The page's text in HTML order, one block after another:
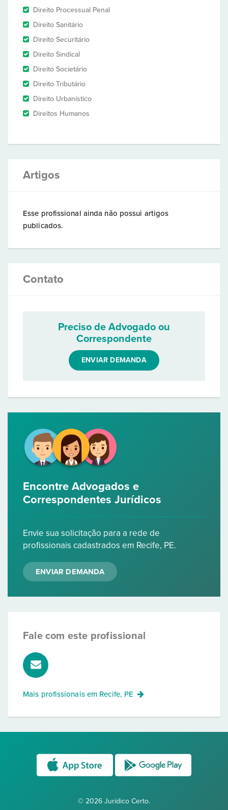
Direito Processual Penal
Direito Sanitário
Direito Securitário
Direito Sindical
Direito Societário
Direito Tributário
Direito Urbanístico
Direitos Humanos
Artigos
Esse profissional ainda não possui artigos
publicados.
Contato
Preciso de Advogado ou
Correspondente
ENVIAR DEMANDA
Encontre Advogados e
Correspondentes Jurídicos
Envie sua solicitação para a rede de
profissionais cadastrados em Recife, PE.
ENVIAR DEMANDA
Fale com este profissional
Mais profissionais em Recife, PE
© 2026 Jurídico Certo.